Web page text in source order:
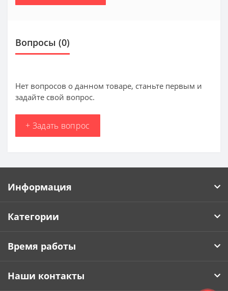
Вопросы (0)
Нет вопросов о данном товаре, станьте первым и
задайте свой вопрос.
+ Задать вопрос
Информация
Категории
Время работы
Наши контакты